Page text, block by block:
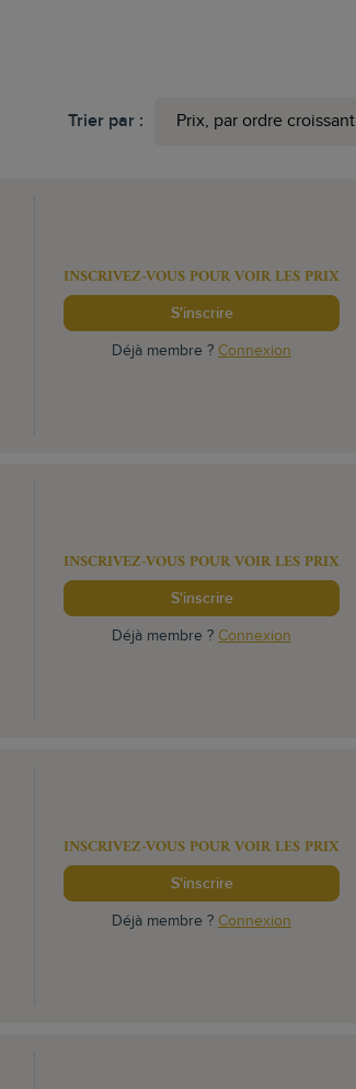
Trier par : Prix, par ordre croissant
INSCRIVEZ-VOUS POUR VOIR LES PRIX
S'inscrire
Déjà membre ? Connexion
INSCRIVEZ-VOUS POUR VOIR LES PRIX
S'inscrire
Déjà membre ? Connexion
INSCRIVEZ-VOUS POUR VOIR LES PRIX
S'inscrire
Déjà membre ? Connexion